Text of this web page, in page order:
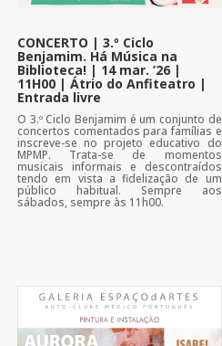
CONCERTO | 3.º Ciclo
Benjamim. Há Música na
Biblioteca! | 14 mar. ’26 |
11H00 | Átrio do Anfiteatro |
Entrada livre
O 3.º Ciclo Benjamim é um conjunto de
concertos comentados para famílias e
inscreve-se no projeto educativo do
MPMP. Trata-se de momentos
musicais informais e descontraídos
tendo em vista a fidelização de um
público habitual. Sempre aos
sábados, sempre às 11h00.